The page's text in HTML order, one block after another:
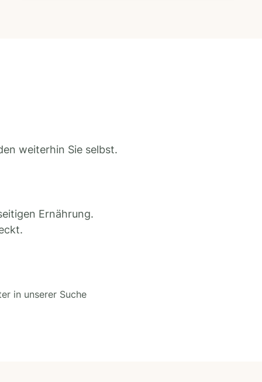
weiterhin Sie selbst.
Ernährung.
in unserer Suche